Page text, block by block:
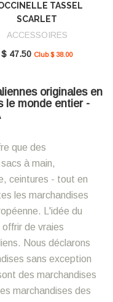
TASSEL
SCARLET
E2MU0410101_R02
ACCESSOIRES
$ 47.50 Club $ 38.00
originales en
le monde entier -
que des
à main,
ceintures - tout en
les marchandises
L'idée du
de vraies
Nous déclarons
sans exception
des marchandises
marchandises des